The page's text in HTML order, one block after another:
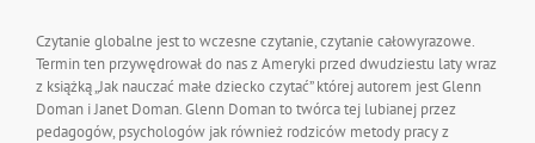
Czytanie globalne jest to wczesne czytanie, czytanie całowyrazowe.
Termin ten przywędrował do nas z Ameryki przed dwudziestu laty wraz
z książką „Jak nauczać małe dziecko czytać” której autorem jest Glenn
Doman i Janet Doman. Glenn Doman to twórca tej lubianej przez
pedagogów, psychologów jak również rodziców metody pracy z